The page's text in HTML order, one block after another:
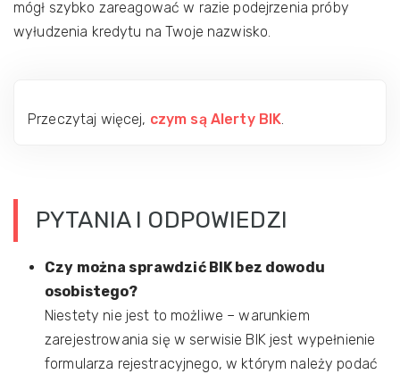
mógł szybko zareagować w razie podejrzenia próby
wyłudzenia kredytu na Twoje nazwisko.
Przeczytaj więcej, czym są Alerty BIK.
PYTANIA I ODPOWIEDZI
Czy można sprawdzić BIK bez dowodu
osobistego?
Niestety nie jest to możliwe – warunkiem
zarejestrowania się w serwisie BIK jest wypełnienie
formularza rejestracyjnego, w którym należy podać